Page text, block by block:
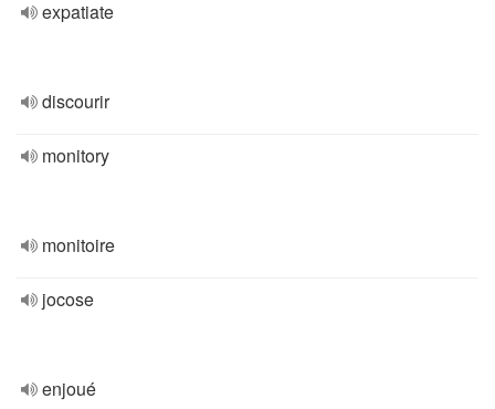
expatiate
discourir
monitory
monitoire
jocose
enjoué